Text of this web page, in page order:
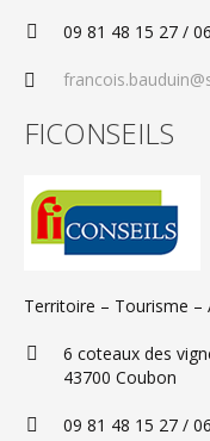
09 81 48 15 27 /
FICONSEILS
Territoire – Tourisme –
6 coteaux des
43700 Coubon
09 81 48 15 27 /